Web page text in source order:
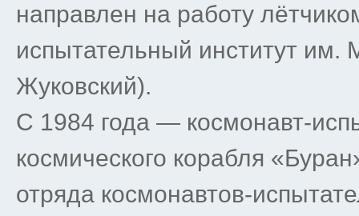
направлен на работу
испытательный институт
Жуковский).
С 1984 года — космонавт-
космического корабля
отряда космонавтов-